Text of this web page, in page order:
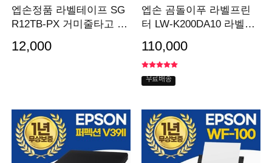
엡손정품 라벨테이프 SG
R12TB-PX 거미줄타고 출
12,000
엡손 곰돌이푸 라벨프린
터 LW-K200DA10 라벨테
110,000
무료배송